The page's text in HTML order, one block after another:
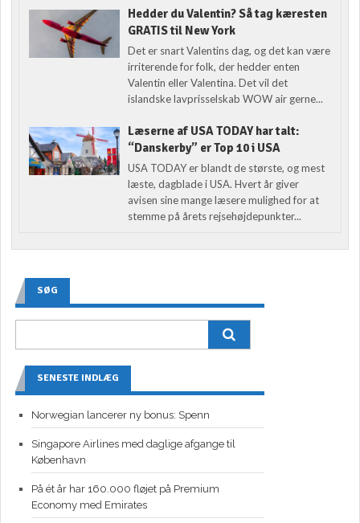
Hedder du Valentin? Så tag kæresten
GRATIS til New York
Det er snart Valentins dag, og det kan være
irriterende for folk, der hedder enten
Valentin eller Valentina. Det vil det
islandske lavprisselskab WOW air gerne...
Læserne af USA TODAY har talt:
“Danskerby” er Top 10 i USA
USA TODAY er blandt de største, og mest
læste, dagblade i USA. Hvert år giver
avisen sine mange læsere mulighed for at
stemme på årets rejsehøjdepunkter...
SØG
SENESTE INDLÆG
Norwegian lancerer ny bonus: Spenn
Singapore Airlines med daglige afgange til
København
På ét år har 160.000 fløjet på Premium
Economy med Emirates